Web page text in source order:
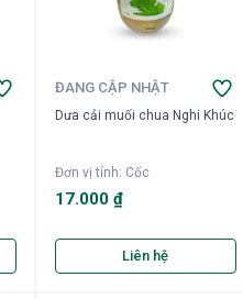
ĐANG CẬP NHẬT
Dưa cải muối chua Nghi Khúc
Đơn vị tính: Cốc
17.000 ₫
Liên hệ